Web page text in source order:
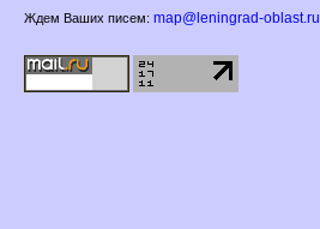
Ждем Ваших писем: map@leningrad-oblast.ru